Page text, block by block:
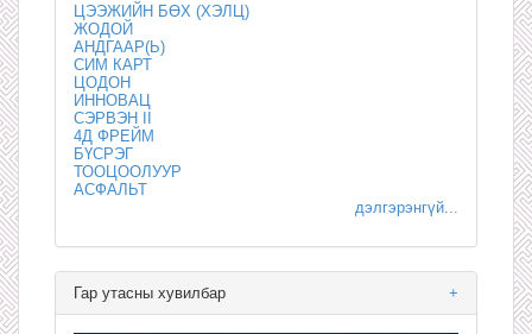
ЦЭЭЖИЙН БӨХ (ХЭЛЦ)
ЖОДОЙ
АНДГААР(Ь)
СИМ КАРТ
ЦОДОН
ИННОВАЦ
СЭРВЭН II
4Д ФРЕЙМ
БҮСРЭГ
ТООЦООЛУУР
АСФАЛЬТ
дэлгэрэнгүй...
+
Гар утасны хувилбар